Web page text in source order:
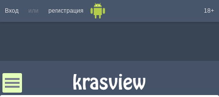
Вход или регистрация 18+